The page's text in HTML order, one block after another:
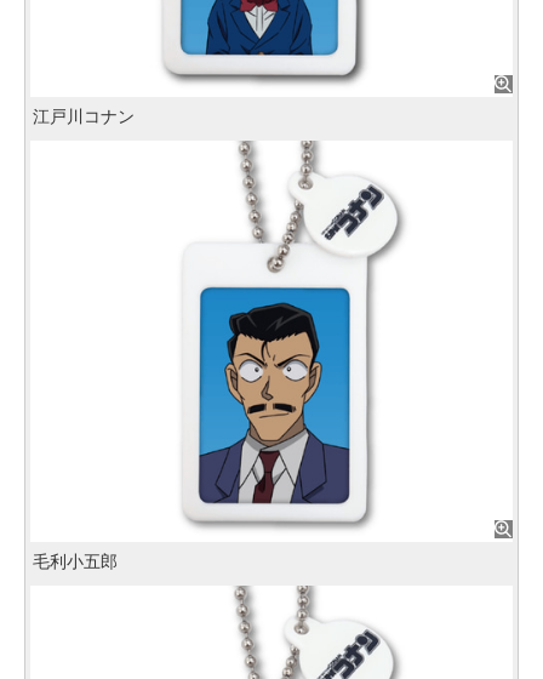
江戸川コナン
毛利小五郎